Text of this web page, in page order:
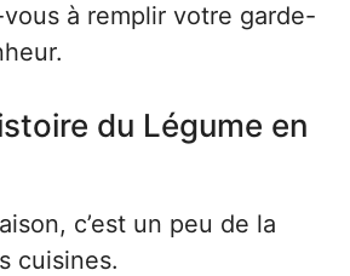
à remplir votre garde-
du Légume en
c’est un peu de la
cuisines.